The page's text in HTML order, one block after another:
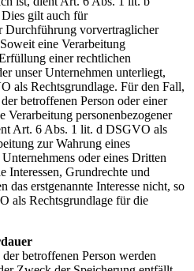
gilt auch für
Durchführung vorvertraglicher
eine Verarbeitung
einer rechtlichen
unser Unternehmen unterliegt,
als Rechtsgrundlage. Für den Fall,
betroffenen Person oder einer
Verarbeitung personenbezogener
Art. 6 Abs. 1 lit. d DSGVO als
zur Wahrung eines
oder eines Dritten
Interessen, Grundrechte und
das erstgenannte Interesse nicht, so
als Rechtsgrundlage für die
betroffenen Person werden